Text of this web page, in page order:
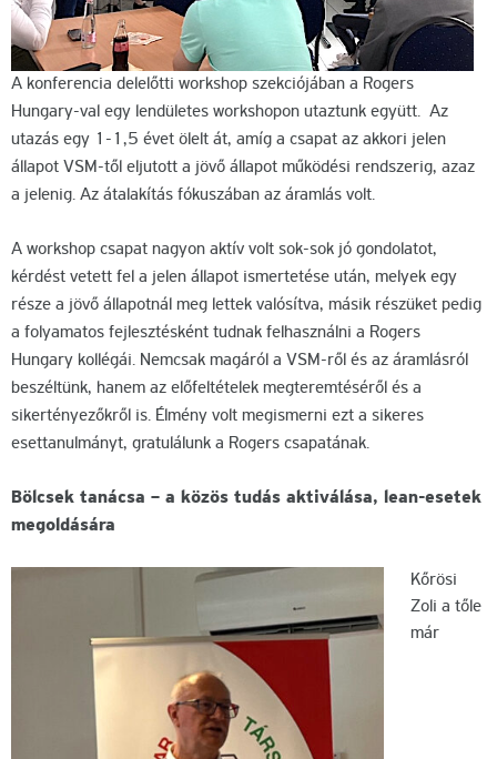
A konferencia delelőtti workshop szekciójában a Rogers
Hungary-val egy lendületes workshopon utaztunk együtt. Az
utazás egy 1-1,5 évet ölelt át, amíg a csapat az akkori jelen
állapot VSM-től eljutott a jövő állapot működési rendszerig, azaz
a jelenig. Az átalakítás fókuszában az áramlás volt.
A workshop csapat nagyon aktív volt sok-sok jó gondolatot,
kérdést vetett fel a jelen állapot ismertetése után, melyek egy
része a jövő állapotnál meg lettek valósítva, másik részüket pedig
a folyamatos fejlesztésként tudnak felhasználni a Rogers
Hungary kollégái. Nemcsak magáról a VSM-ről és az áramlásról
beszéltünk, hanem az előfeltételek megteremtéséről és a
sikertényezőkről is. Élmény volt megismerni ezt a sikeres
esettanulmányt, gratulálunk a Rogers csapatának.
Bölcsek tanácsa – a közös tudás aktiválása, lean-esetek
megoldására
Kőrösi
Zoli a tőle
már